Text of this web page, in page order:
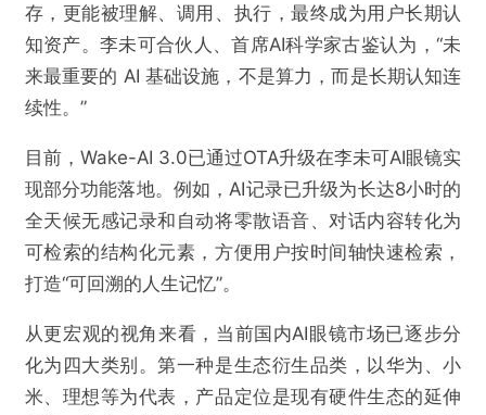
存，更能被理解、调用、执行，最终成为用户长期认
知资产。李未可合伙人、首席AI科学家古鉴认为，“未
来最重要的 AI 基础设施，不是算力，而是长期认知连
续性。”
目前，Wake-AI 3.0已通过OTA升级在李未可AI眼镜实
现部分功能落地。例如，AI记录已升级为长达8小时的
全天候无感记录和自动将零散语音、对话内容转化为
可检索的结构化元素，方便用户按时间轴快速检索，
打造“可回溯的人生记忆”。
从更宏观的视角来看，当前国内AI眼镜市场已逐步分
化为四大类别。第一种是生态衍生品类，以华为、小
米、理想等为代表，产品定位是现有硬件生态的延伸